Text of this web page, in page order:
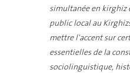
simultanée en kirghiz
public local au
mettre l'accent sur
essentielles de la
sociolinguistique,